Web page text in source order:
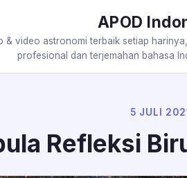
APOD
& video astronomi terbaik setiap
profesional dan terjemahan bahasa
5 JULI
Refleksi